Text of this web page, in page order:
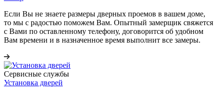
Если Вы не знаете размеры дверных проемов в вашем доме,
то мы с радостью поможем Вам. Опытный замерщик свяжется
с Вами по оставленному телефону, договорится об удобном
Вам времени и в назначенное время выполнит все замеры.
Сервисные службы
Установка дверей